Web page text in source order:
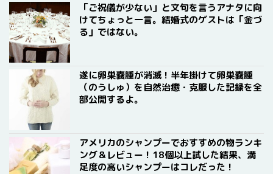
「ご祝儀が少ない」と文句を言うアナタに向
けてちょっと一言。結婚式のゲストは「金づ
る」ではない。
遂に卵巣嚢腫が消滅！半年掛けて卵巣嚢腫
（のうしゅ）を自然治癒・克服した記録を全
部公開するよ。
アメリカのシャンプーでおすすめの物ランキ
ング＆レビュー！18個以上試した結果、満
足度の高いシャンプーはコレだった！